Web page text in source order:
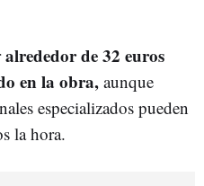
alrededor de 32 euros
en la obra, aunque
especializados pueden
la hora.